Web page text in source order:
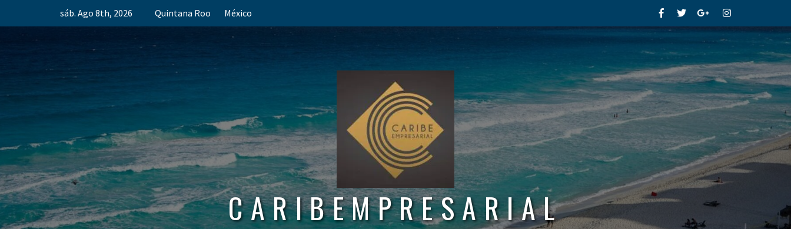
sáb. Ago 8th, 2026 Quintana Roo México FacebookTwitterGoogle+Instagram
CARIBEMPRESARIAL